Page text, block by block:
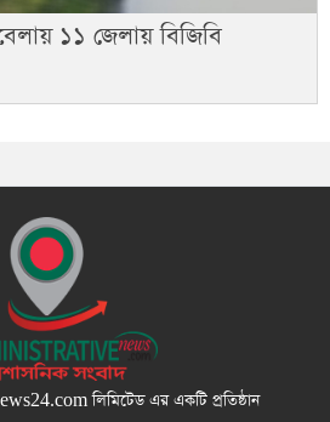
১১ জেলায় বিজিবি
লিমিটেড এর একটি প্রতিষ্ঠান